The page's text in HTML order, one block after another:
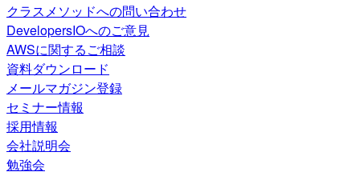
クラスメソッドへの問い合わせ
DevelopersIOへのご意見
AWSに関するご相談
資料ダウンロード
メールマガジン登録
セミナー情報
採用情報
会社説明会
勉強会